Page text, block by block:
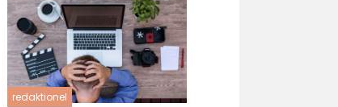
Markedet
redaktionel